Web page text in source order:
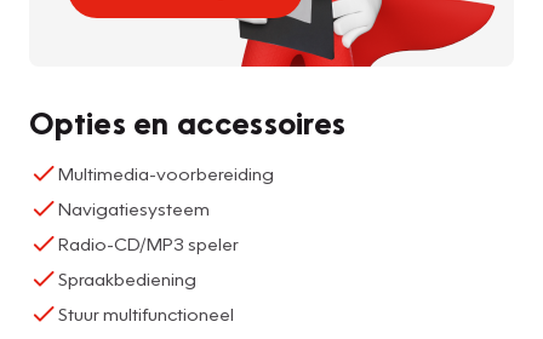
Opties en accessoires
Multimedia-voorbereiding
Navigatiesysteem
Radio-CD/MP3 speler
Spraakbediening
Stuur multifunctioneel